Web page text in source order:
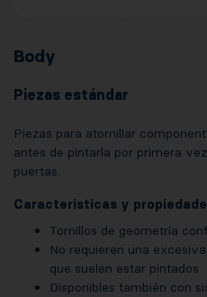
Body
Piezas estándar
Piezas para atornillar
antes de pintarla por primera
puertas.
Características y
Tornillos de geometría
No requieren una
que suelen estar pintados
Disponibles también con